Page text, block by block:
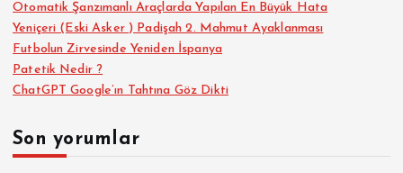
Otomatik Şanzımanlı Araçlarda Yapılan En Büyük Hata
Yeniçeri (Eski Asker ) Padişah 2. Mahmut Ayaklanması
Futbolun Zirvesinde Yeniden İspanya
Patetik Nedir ?
ChatGPT Google’ın Tahtına Göz Dikti
Son yorumlar